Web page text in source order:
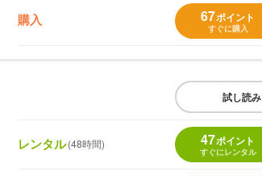
購入 67ポイント
すぐに購入
試し読み
レンタル(48時間) 47ポイント
すぐにレンタル